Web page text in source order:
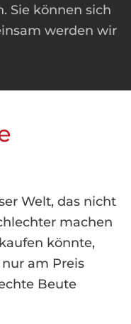
Sie können sich
werden wir
Welt, das nicht
machen
könnte,
am Preis
Beute